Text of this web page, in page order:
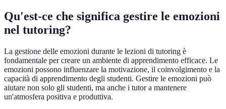
Qu'est-ce che significa gestire le emozioni
nel tutoring?
La gestione delle emozioni durante le lezioni di tutoring è
fondamentale per creare un ambiente di apprendimento efficace. Le
emozioni possono influenzare la motivazione, il coinvolgimento e la
capacità di apprendimento degli studenti. Gestire le emozioni può
aiutare non solo gli studenti, ma anche i tutor a mantenere
un'atmosfera positiva e produttiva.